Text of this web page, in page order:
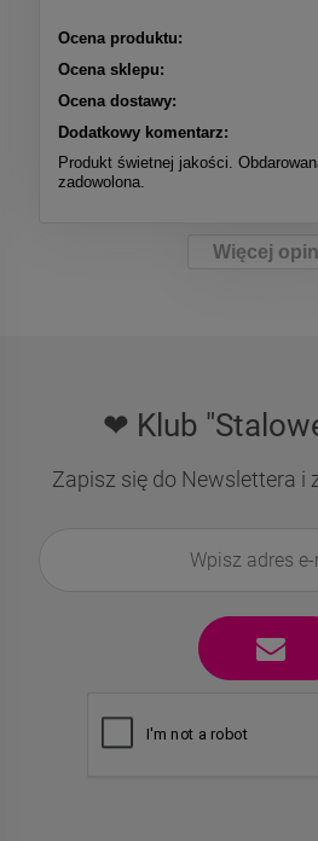
Ocena produktu:
Ocena sklepu:
Ocena dostawy:
Dodatkowy komentarz:
Produkt świetnej jakości.
zadowolona.
Więcej
❤ Klub
Zapisz się do Newslettera i